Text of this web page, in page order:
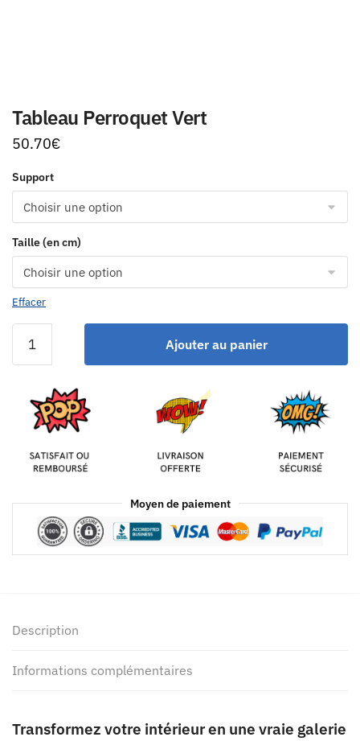
Tableau Perroquet Vert
50.70€
Support
Taille (en cm)
Effacer
Ajouter au panier
Moyen de paiement
Description
Informations complémentaires
Transformez votre intérieur en une vraie galerie